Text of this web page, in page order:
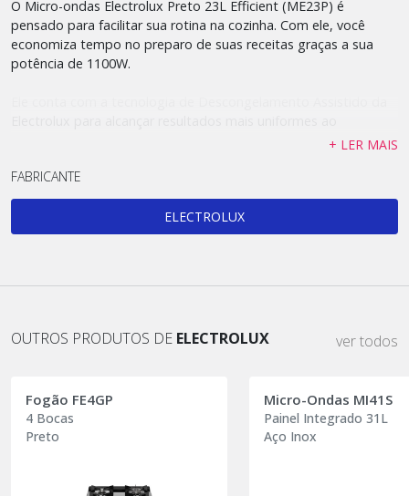
O Micro-ondas Electrolux Preto 23L Efficient (ME23P) é
pensado para facilitar sua rotina na cozinha. Com ele, você
economiza tempo no preparo de suas receitas graças a sua
potência de 1100W.
descongelar os ingredientes, avisando no painel o momento
Seu painel inteligente, com ajustes automáticos de potência,
disponibiliza quatro modos de preparo diferentes e funcionais
para tornar sua rotina mais prática: derreter; desidratar;
tempo. Selecione a Função Cozinhar Delicado se quiser
preparar alimentos macios, como peixes e alguns tipos de
O Micro-ondas Electrolux possui a Função Manter Aquecido,
que conserva suas receitas recém preparadas quentes e
manter seu produto livre de possíveis odores dos preparos
+ LER MAIS
FABRICANTE
ELECTROLUX
OUTROS PRODUTOS DE ELECTROLUX ver todos
Fogão FE4GP
4 Bocas
Preto
Micro-Ondas MI41S
Painel Integrado 31L
Aço Inox